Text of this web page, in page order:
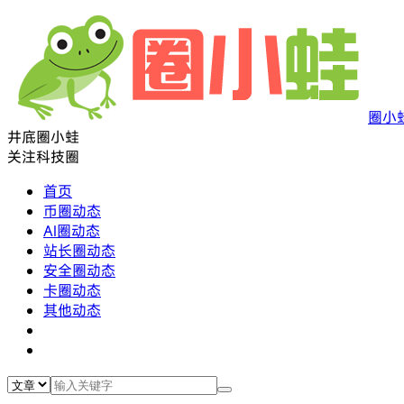
圈小
井底圈小蛙
关注科技圈
首页
币圈动态
AI圈动态
站长圈动态
安全圈动态
卡圈动态
其他动态